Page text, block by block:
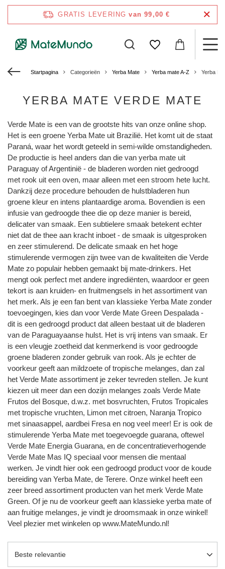
GRATIS LEVERING van 99,00 €
Startpagina Categorieën Yerba Mate Yerba mate A-Z Yerba
YERBA MATE VERDE MATE
Verde Mate is een van de grootste hits van onze online shop.
Het is een groene Yerba Mate uit Brazilië. Het komt uit de staat
Paraná, waar het wordt geteeld in semi-wilde omstandigheden.
De productie is heel anders dan die van yerba mate uit
Paraguay of Argentinië - de bladeren worden niet gedroogd
met rook uit een oven, maar alleen met een stroom hete lucht.
Dankzij deze procedure behouden de hulstbladeren hun
groene kleur en intens plantaardige aroma. Bovendien is een
infusie van gedroogde thee die op deze manier is bereid,
delicater van smaak. Een subtielere smaak betekent echter
niet dat de thee aan kracht inboet - de smaak is uitgesproken
en zeer stimulerend. De delicate smaak en het hoge
stimulerende vermogen zijn twee van de kwaliteiten die Verde
Mate zo populair hebben gemaakt bij mate-drinkers. Het
mengt ook perfect met andere ingrediënten, waardoor er geen
tekort is aan kruiden- en fruitmengsels in het assortiment van
het merk. Als je een fan bent van klassieke Yerba Mate zonder
toevoegingen, kies dan voor Verde Mate Green Despalada -
dit is een gedroogd product dat alleen bestaat uit de bladeren
van de Paraguayaanse hulst. Het is vrij intens van smaak. Er
is een vleugje zoetheid dat kenmerkend is voor gedroogde
groene bladeren zonder gebruik van rook. Als je echter de
voorkeur geeft aan mildzoete of tropische melanges, dan zal
het Verde Mate assortiment je zeker tevreden stellen. Je kunt
kiezen uit meer dan een dozijn melanges zoals Verde Mate
Frutos del Bosque, d.w.z. met bosvruchten, Frutos Tropicales
met tropische vruchten, Limon met citroen, Naranja Tropico
met sinaasappel, aardbei Fresa en nog veel meer! Er is ook de
stimulerende Yerba Mate met toegevoegde guarana, oftewel
Verde Mate Energia Guarana, en de concentratieverhogende
Verde Mate Mas IQ speciaal voor mensen die mentaal
werken. Je vindt hier ook een gedroogd product voor de koude
bereiding van Yerba Mate, de Terere. Onze winkel heeft een
zeer breed assortiment producten van het merk Verde Mate
Green. Of je nu de voorkeur geeft aan klassieke yerba mate of
aan fruitige melanges, je vindt je droomsmaak in onze winkel!
Veel plezier met winkelen op www.MateMundo.nl!
Sortering wijzigen
Beste relevantie